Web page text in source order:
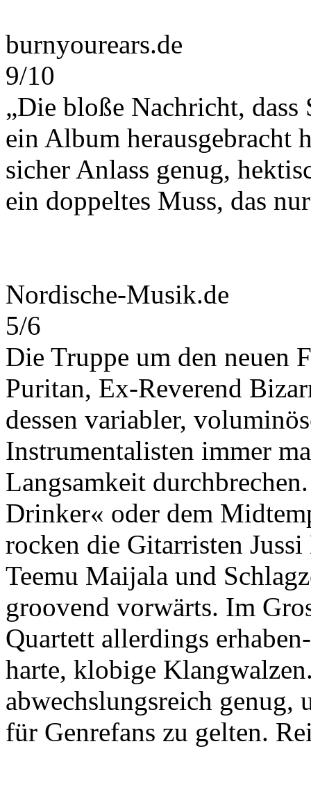
burnyourears.de
9/10
„Die bloße Nachricht,
ein Album herausgebracht
sicher Anlass genug,
ein doppeltes Muss, das
Nordische-Musik.de
5/6
Die Truppe um den neuen
Puritan, Ex-Reverend
dessen variabler,
Instrumentalisten immer
Langsamkeit
Drinker« oder dem
rocken die Gitarristen
Teemu Maijala und
groovend vorwärts. Im
Quartett allerdings
harte, klobige
abwechslungsreich genug,
für Genrefans zu gelten.